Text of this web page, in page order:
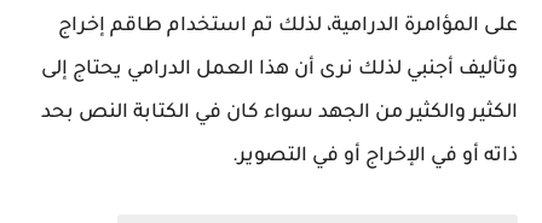
على المؤامرة الدرامية، لذلك تم استخدام طاقم إخراج
وتأليف أجنبي لذلك نرى أن هذا العمل الدرامي يحتاج إلى
الكثير والكثير من الجهد سواء كان في الكتابة النص بحد
ذاته أو في الإخراج أو في التصوير.